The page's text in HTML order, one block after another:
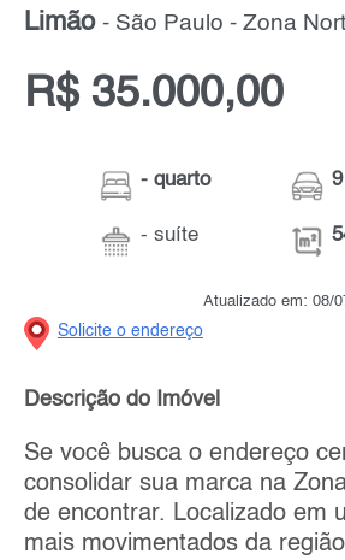
Limão - São Paulo - Zona
R$ 35.000,00
- quarto
- suíte
Atualizado em: 08/
Solicite o endereço
Descrição do Imóvel
Se você busca o endereço
consolidar sua marca na
de encontrar. Localizado em
mais movimentados da